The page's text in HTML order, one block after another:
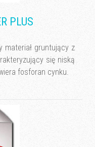
PLUS
materiał gruntujący z
się niską
fosforan cynku.